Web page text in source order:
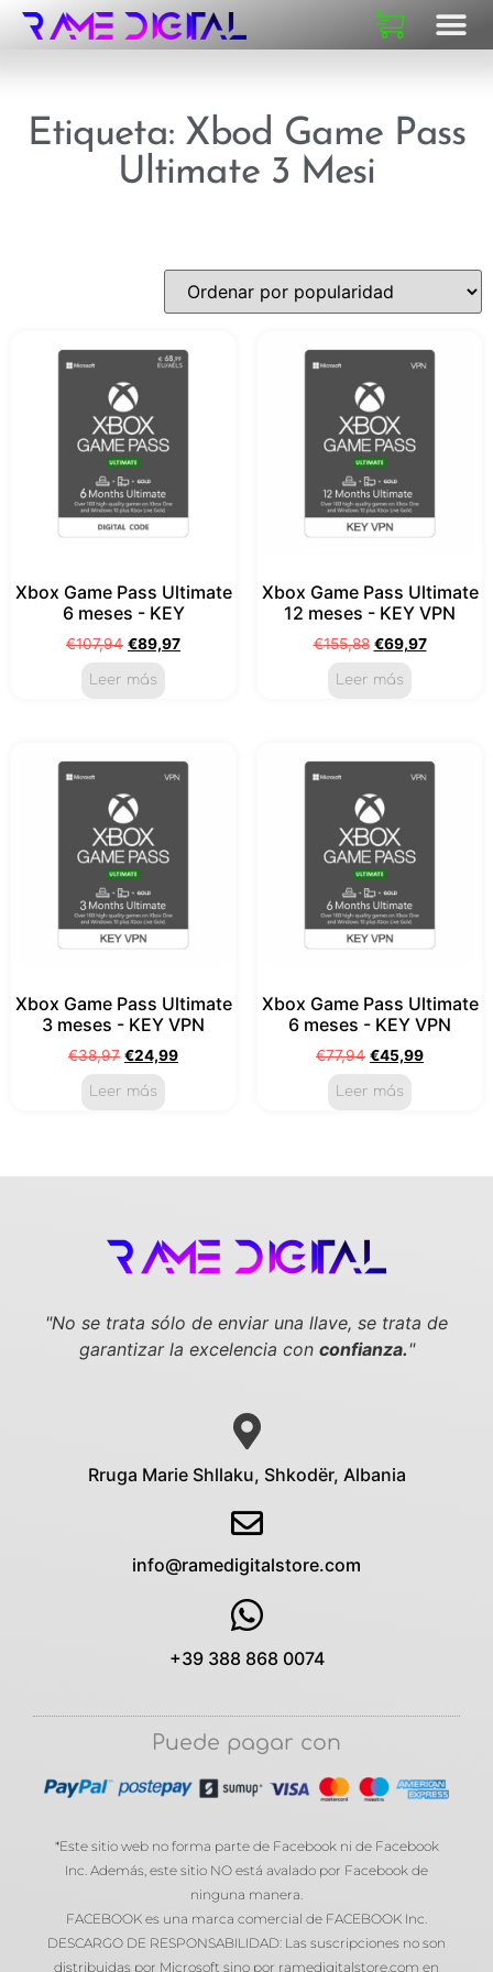
Etiqueta: Xbod Game Pass
Ultimate 3 Mesi
Xbox Game Pass Ultimate
6 meses - KEY
€107,94 €89,97
Leer más
Xbox Game Pass Ultimate
12 meses - KEY VPN
€155,88 €69,97
Leer más
Xbox Game Pass Ultimate
3 meses - KEY VPN
€38,97 €24,99
Leer más
Xbox Game Pass Ultimate
6 meses - KEY VPN
€77,94 €45,99
Leer más
"No se trata sólo de enviar una llave, se trata de
garantizar la excelencia con confianza."
Rruga Marie Shllaku, Shkodër, Albania
info@ramedigitalstore.com
+39 388 868 0074
Puede pagar con
*Este sitio web no forma parte de Facebook ni de Facebook
Inc. Además, este sitio NO está avalado por Facebook de
ninguna manera.
FACEBOOK es una marca comercial de FACEBOOK Inc.
DESCARGO DE RESPONSABILIDAD: Las suscripciones no son
distribuidas por Microsoft sino por ramedigitalstore.com en